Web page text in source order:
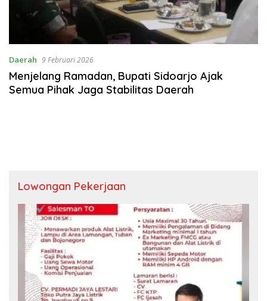
Daerah 9 Februari 2026
Menjelang Ramadan, Bupati Sidoarjo Ajak
Semua Pihak Jaga Stabilitas Daerah
Lowongan Pekerjaan